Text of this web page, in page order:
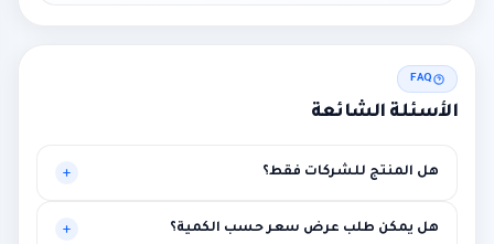
FAQ
الأسئلة الشائعة
هل المنتج للشركات فقط؟
هل يمكن طلب عرض سعر حسب الكمية؟